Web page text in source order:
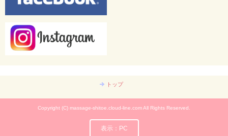
トップ
Copyright (C) massage-shitoe.cloud-line.com All Rights Reserved.
表示：PC